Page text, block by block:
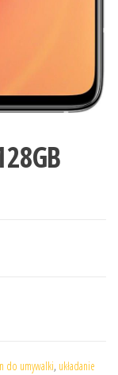
do umywalki, układanie